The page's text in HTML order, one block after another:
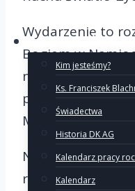
O Ruchu
Kim jesteśmy?
Ks. Franciszek
Świadectwa
Historia DK AG
Kalendarz pracy
Kalendarz
Wydarzenie to
Bogiem w
następnie
przewodniczył i
Moderator
Na zakończenie
rejonie